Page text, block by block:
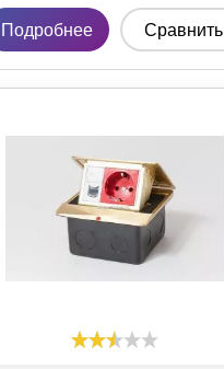
Подробнее Сравнить